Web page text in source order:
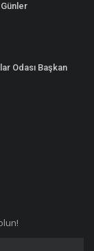
Günler
Odası Başkan